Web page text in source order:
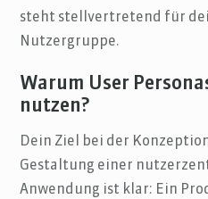
steht stellvertretend für
Nutzergruppe.
Warum User
nutzen?
Dein Ziel bei der
Gestaltung einer
Anwendung ist klar: Ein